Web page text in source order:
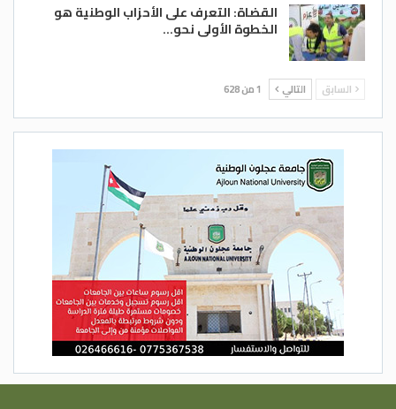
القضاة: التعرف على الأحزاب الوطنية هو
الخطوة الأولى نحو…
السابق التالي 1 من 628